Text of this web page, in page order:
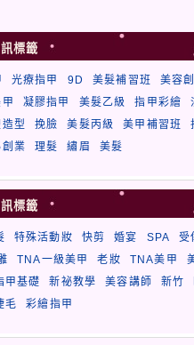
標籤
光療指甲 9D 美髮補習班
美容
凝膠指甲 美髮乙級 指甲彩繪
型 挽臉 美髮丙級 美甲補習班
業 理髮 繡眉 美髮
標籤
特殊活動妝 快剪 婚宴 SPA
受
TNA一級美甲 老妝 TNA美甲
甲基礎 新祕教學 美容講師 新竹
毛 彩繪指甲